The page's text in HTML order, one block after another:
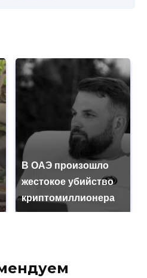
В ОАЭ произошло
жестокое убийство
криптомиллионера